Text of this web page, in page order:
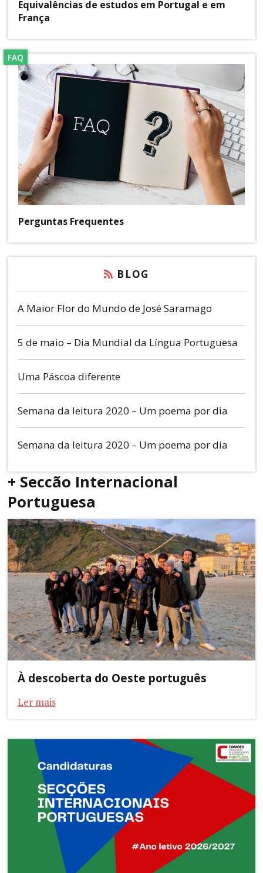
Equivalências de estudos em Portugal e em
França
FAQ
Perguntas Frequentes
BLOG
A Maior Flor do Mundo de José Saramago
5 de maio – Dia Mundial da Língua Portuguesa
Uma Páscoa diferente
Semana da leitura 2020 – Um poema por dia
Semana da leitura 2020 – Um poema por dia
+ Seccão Internacional
Portuguesa
À descoberta do Oeste português
Ler mais